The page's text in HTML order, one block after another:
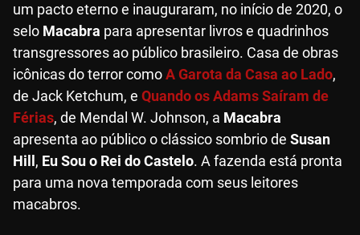
um pacto eterno e inauguraram, no início de 2020, o
selo Macabra para apresentar livros e quadrinhos
transgressores ao público brasileiro. Casa de obras
icônicas do terror comoA Garota da Casa ao Lado,
de Jack Ketchum, e Quando os Adams Saíram de
Férias, de Mendal W. Johnson, a Macabra
apresenta ao público o clássico sombrio de Susan
Hill , Eu Sou o Rei do Castelo. A fazenda está pronta
para uma nova temporada com seus leitores
macabros.